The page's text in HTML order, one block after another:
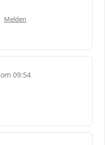
Melden
09:54